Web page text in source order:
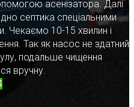
асенізатора. Далі
септика спеціальними
Чекаємо 10-15 хвилин і
Так як насос не здатний
подальше чищення
вручну.